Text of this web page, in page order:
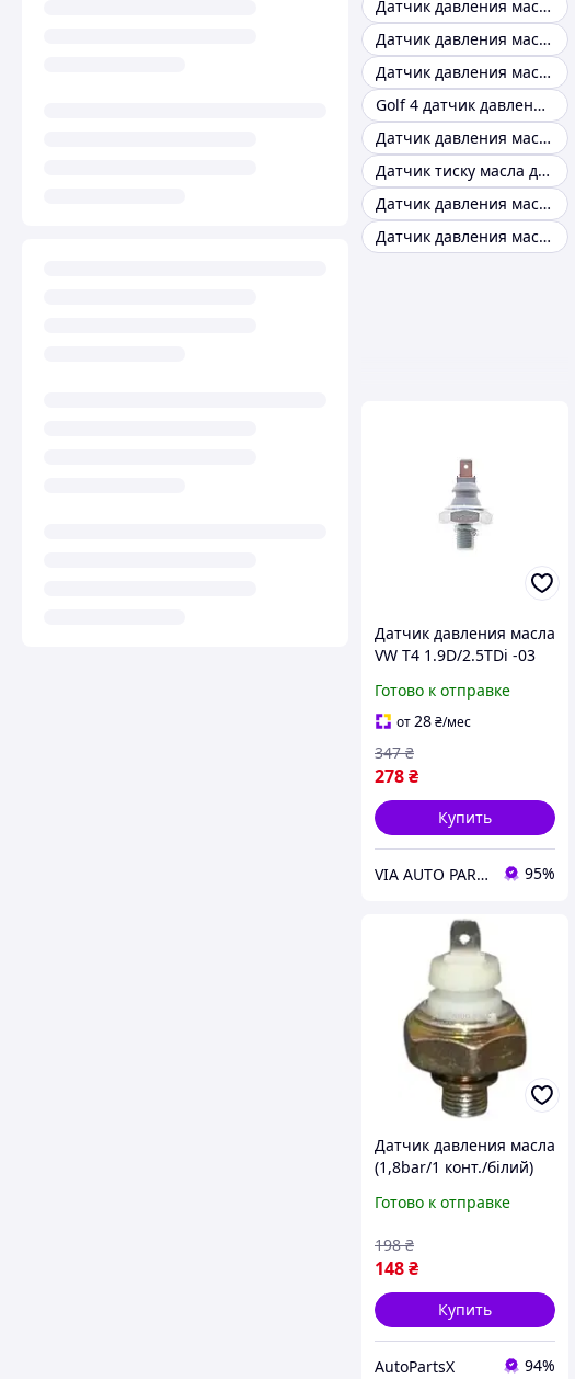
Датчик давления масла гольф 3
Датчик давления масла мм9
Датчик давления масла гольф 2
Golf 4 датчик давления масла
Датчик давления масла M10
Датчик тиску масла донгфенг 240
Датчик давления масла м14х1.5
Датчик давления масла T5 2.5TDI серый
Датчик давления масла
VW T4 1.9D/2.5TDi -03
Готово к отправке
от 28₴/мес
278₴
347 ₴
Купить
VIA AUTO PARTS MARKET 95%
Датчик давления масла
(1,8bar/1 конт./білий)
GROUP)
Готово к отправке
148₴
198 ₴
Купить
AutoPartsX 94%